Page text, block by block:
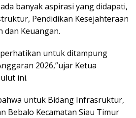
banyak aspirasi yang didapati,
Pendidikan Kesejahteraan
dan Keuangan.
untuk ditampung
2026,”ujar Ketua
ini.
untuk Bidang Infrasruktur,
Bebalo Kecamatan Siau Timur